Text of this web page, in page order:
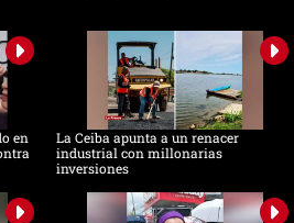
en
La Ceiba apunta a un renacer
industrial con millonarias
inversiones